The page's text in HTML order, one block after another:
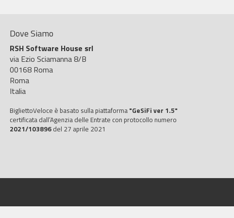
Dove Siamo
RSH Software House srl
via Ezio Sciamanna 8/B
00168 Roma
Roma
Italia
BigliettoVeloce è basato sulla piattaforma "GeSiFi ver 1.5"
certificata dall’Agenzia delle Entrate con protocollo numero
2021/103896 del 27 aprile 2021